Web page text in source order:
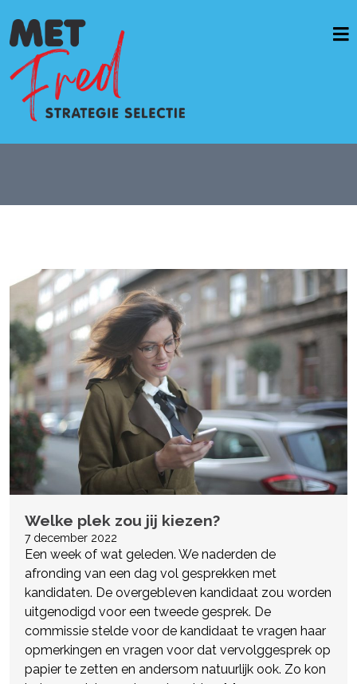
Casussen
OverMetFred
Welke plek zou jij kiezen?
7 december 2022
Een week of wat geleden. We naderden de
afronding van een dag vol gesprekken met
kandidaten. De overgebleven kandidaat zou worden
uitgenodigd voor een tweede gesprek. De
commissie stelde voor de kandidaat te vragen haar
opmerkingen en vragen voor dat vervolggesprek op
papier te zetten en andersom natuurlijk ook. Zo kon